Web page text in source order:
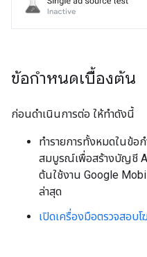
ข้อกำหนดเบื้องต้น
ก่อนดำเนินการต่อ ให้ทำดังนี้
ทำรายการทั้งหมดในข้อ
สมบูรณ์เพื่อสร้างบัญชี
ต้นใช้งาน Google
ล่าสุด
เปิดเครื่องมือตรวจสอบ